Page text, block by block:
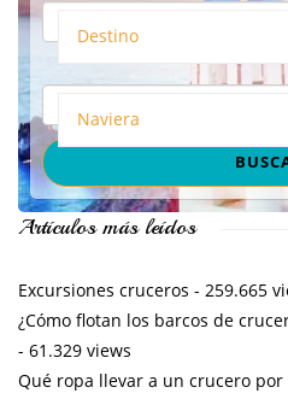
Destino
Naviera
Artículos más leídos
Excursiones cruceros - 259.665
¿Cómo flotan los barcos de
- 61.329 views
Qué ropa llevar a un crucero